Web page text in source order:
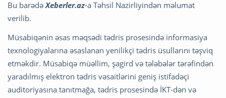
Bu barədə Xeberler.az-a Təhsil Nazirliyindən məlumat
verilib.
Müsabiqənin əsas məqsədi tədris prosesində informasiya
texnologiyalarına əsaslanan yenilikçi tədris üsullarını təşviq
etməkdir. Müsabiqə müəllim, şagird və tələbələr tərəfindən
yaradılmış elektron tədris vəsaitlərini geniş istifadəçi
auditoriyasına tanıtmağa, tədris prosesində İKT-dən və